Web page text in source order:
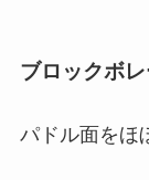
ブロックボレ
パドル面をほ